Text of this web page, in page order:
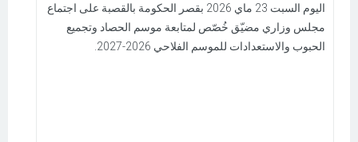
اليوم السبت 23 ماي 2026 بقصر الحكومة بالقصبة على اجتماع
مجلس وزاري مضيّق خُصّص لمتابعة موسم الحصاد وتجميع
الحبوب والاستعدادات للموسم الفلاحي 2026-2027.